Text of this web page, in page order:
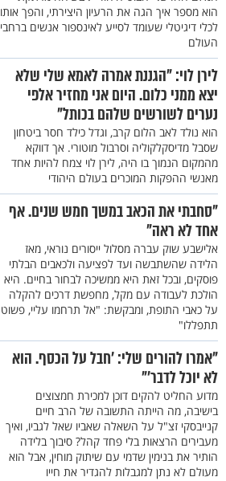
הוא מספר איך הגה את הרעיון היצירתי, והפך אותו
לכלי דיגיטלי שעומד לסייע לאינספור אנשים ברחבי
העולם
לירן לוי: "הגננת אמרה לאמא שלי שלא
יצא ממני כלום. היום אני מחזיר אלפי
נערים לשורשים שלהם בכותל"
הוא נולד לאב הלום קרב, וגדל כילד חסר ביטחון
שסבל מדיסקלקוליה וסרבול מוטורי. אך דווקא
מהמקום הנמוך בו היה, לירן לוי צמח להיות אחד
מאנשי ההפקות המוכרים בעולם היהודי
"סחבתי את הכאב במשך חמש שנים. אף
אחד לא ראה"
אלישבע שוק עברה מסלול ייסורים נוראי, מאז
הלידה שהשתבשה ועד לפציעה ולכאבים הבלתי
פוסקים, ובכל זאת היא ממשיכה לבחור בחיים. היא
הולכת לעבודה עם מקל, מחפשת דרכים להקלה
על כאבי התופת, ומבקשת: "אל תרחמו עליי, פשוט
תתפללו"
"אמרו להורים שלי: 'חבל על הכסף. הוא
לא יוכל לדבר'"
מדוע החליט להקים דוכן למכירת חמצוצים
בישיבה, מה הייתה התשובה של הרב חיים
קנייבסקי זצ"ל על השאלה שאביו שאל לגביו, ואיך
מעבירים הרצאות בלי פחד קהל? סיבוך בלידה
הותיר את בנימין שדמי עם שיתוק מוחין, אבל הוא
מעולם לא נתן למגבלות להגדיר את חייו